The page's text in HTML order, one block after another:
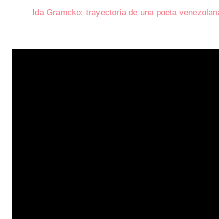
Ida Gramcko: trayectoria de una poeta